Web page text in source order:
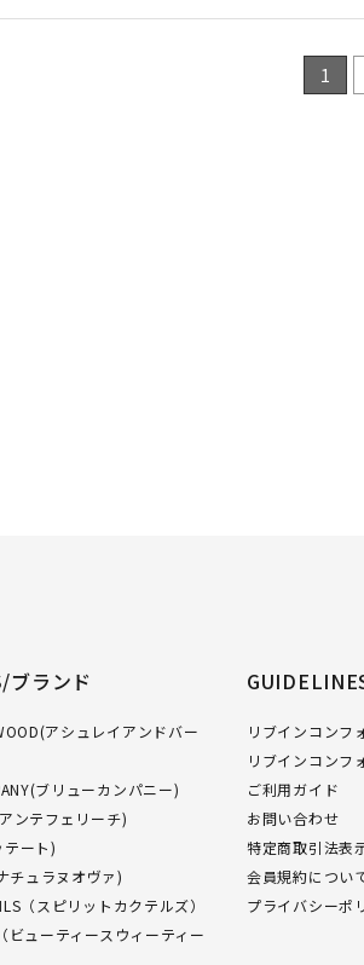
1
ブランド
アシュレイアンドバー
ブリューカンパニー)
ンテフェリーチ)
テート)
チュラヌオヴァ)
（スピリットカクテルズ）
ューティースウィーティー
リブインコンフ
リブインコンフ
ご利用ガイド
お問い合わせ
特定商取引法表
会員規約につい
プライバシーポ